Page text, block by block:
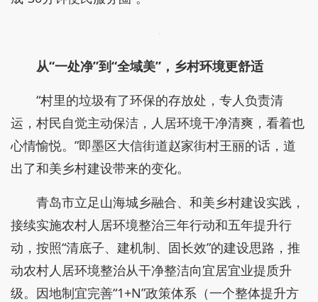
从“一处净”到“全域美”，乡村环境更舒适
“村里的垃圾有了环保的存放处，专人负责清
运，村民自觉主动保洁，人居环境干净清爽，看着也
心情愉悦。”即墨区大信街道赵家街村王丽的话，道
出了和美乡村建设带来的变化。
青岛市立足山海城乡融合、和美乡村建设实践，
接续实施农村人居环境整治三年行动和五年提升行
动，按照“清底子、建机制、固长效”的建设思路，推
动农村人居环境整治从干净整洁向宜居宜业提质升
级。因地制宜完善“1+N”政策体系（一个整体提升方